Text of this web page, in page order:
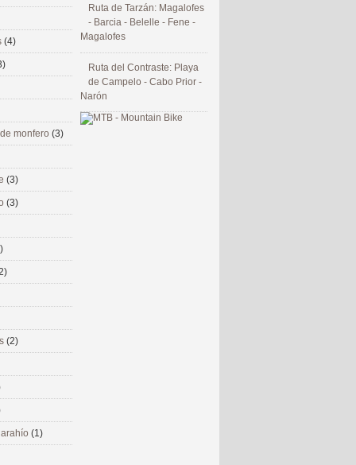
Ruta de Tarzán: Magalofes
- Barcia - Belelle - Fene -
Magalofes
Ruta del Contraste: Playa
de Campelo - Cabo Prior -
Narón
(4)
monfero (3)
(3)
(3)
(2)
(1)